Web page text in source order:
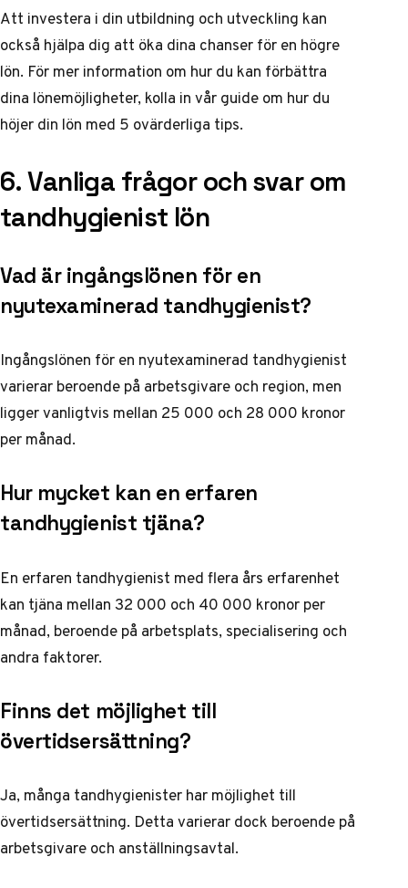
Att investera i din utbildning och utveckling kan
också hjälpa dig att öka dina chanser för en högre
lön. För mer information om hur du kan förbättra
dina lönemöjligheter, kolla in vår guide om hur du
höjer din lön med 5 ovärderliga tips.
6. Vanliga frågor och svar om
tandhygienist lön
Vad är ingångslönen för en
nyutexaminerad tandhygienist?
Ingångslönen för en nyutexaminerad tandhygienist
varierar beroende på arbetsgivare och region, men
ligger vanligtvis mellan 25 000 och 28 000 kronor
per månad.
Hur mycket kan en erfaren
tandhygienist tjäna?
En erfaren tandhygienist med flera års erfarenhet
kan tjäna mellan 32 000 och 40 000 kronor per
månad, beroende på arbetsplats, specialisering och
andra faktorer.
Finns det möjlighet till
övertidsersättning?
Ja, många tandhygienister har möjlighet till
övertidsersättning. Detta varierar dock beroende på
arbetsgivare och anställningsavtal.